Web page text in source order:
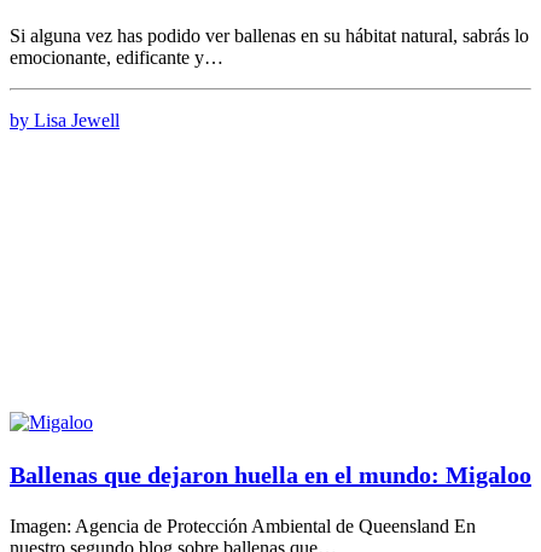
Si alguna vez has podido ver ballenas en su hábitat natural, sabrás lo
emocionante, edificante y…
by Lisa Jewell
Ballenas que dejaron huella en el mundo: Migaloo
Imagen: Agencia de Protección Ambiental de Queensland En
nuestro segundo blog sobre ballenas que…